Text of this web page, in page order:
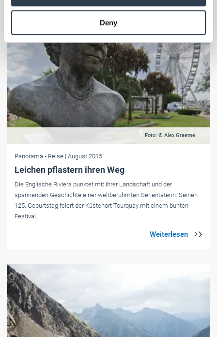
provided to them or that they’ve collected from your use
Weitere Informationen:Impressum Datenschutz
Deny
Foto: © Alex Graeme
Panorama - Reise | August 2015
Leichen pflastern ihren Weg
Die Englische Riviera punktet mit ihrer Landschaft und der
spannenden Geschichte einer weltberühmten Serientäterin. Seinen
125. Geburtstag feiert der Küstenort Tourquay mit einem bunten
Festival.